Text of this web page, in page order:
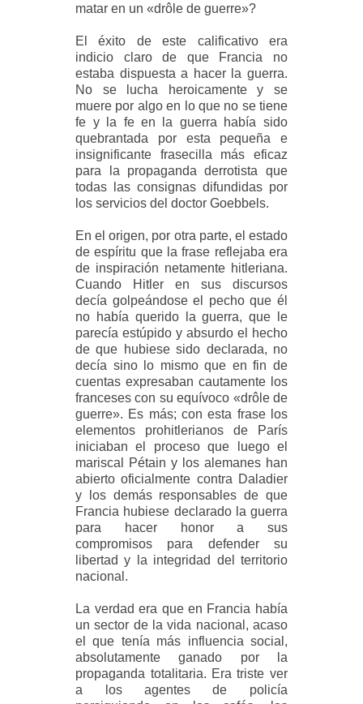
matar en un «drôle de guerre»?
El éxito de este calificativo era
indicio claro de que Francia no
estaba dispuesta a hacer la guerra.
No se lucha heroicamente y se
muere por algo en lo que no se tiene
fe y la fe en la guerra había sido
quebrantada por esta pequeña e
insignificante frasecilla más eficaz
para la propaganda derrotista que
todas las consignas difundidas por
los servicios del doctor Goebbels.
En el origen, por otra parte, el estado
de espíritu que la frase reflejaba era
de inspiración netamente hitleriana.
Cuando Hitler en sus discursos
decía golpeándose el pecho que él
no había querido la guerra, que le
parecía estúpido y absurdo el hecho
de que hubiese sido declarada, no
decía sino lo mismo que en fin de
cuentas expresaban cautamente los
franceses con su equívoco «drôle de
guerre». Es más; con esta frase los
elementos prohitlerianos de París
iniciaban el proceso que luego el
mariscal Pétain y los alemanes han
abierto oficialmente contra Daladier
y los demás responsables de que
Francia hubiese declarado la guerra
para hacer honor a sus
compromisos para defender su
libertad y la integridad del territorio
nacional.
La verdad era que en Francia había
un sector de la vida nacional, acaso
el que tenía más influencia social,
absolutamente ganado por la
propaganda totalitaria. Era triste ver
a los agentes de policía